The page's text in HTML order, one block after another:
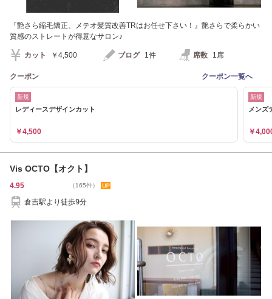
『艶さら縮毛矯正、メテオ髪質改善TRはお任せ下さい！』艶さらで柔らかい
質感のストレートが得意なサロン♪
カット ￥4,500 ブログ 1件 席数 1席
クーポン クーポン一覧へ
新規
レディースデザインカット
￥4,500
新規
メンズ
￥
Vis OCTO【オクト】
4.95 （165件）
倉吉駅より徒歩9分